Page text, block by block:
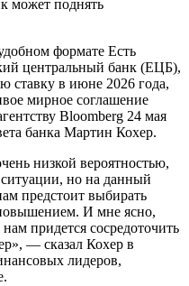
формате Есть
центральный банк (ЕЦБ),
ставку в июне 2026 года,
мирное соглашение
Bloomberg 24 мая
банка Мартин Кохер.
низкой вероятностью,
но на данный
предстоит выбирать
И мне ясно,
придется сосредоточить
— сказал Кохер в
лидеров,